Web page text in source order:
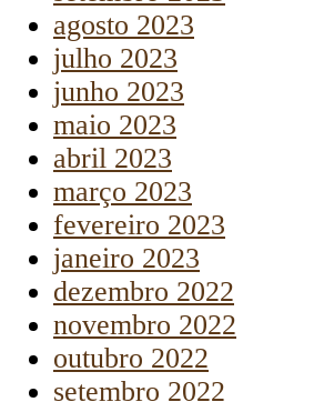
agosto 2023
julho 2023
junho 2023
maio 2023
abril 2023
março 2023
fevereiro 2023
janeiro 2023
dezembro 2022
novembro 2022
outubro 2022
setembro 2022